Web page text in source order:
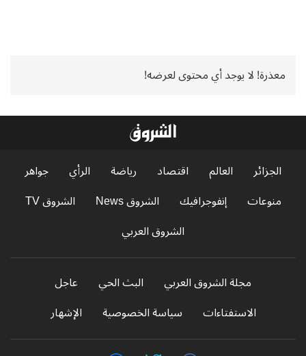
معذرة! لا يوجد أي محتوى لعرضه!
الجزائر العالم اقتصاد رياضة الرأي
جواهر
منوعات
إنفوجرافيك الشروق News
الشروق TV
الشروق العربي
مجلة الشروق العربي البث الحي
عاجل
الاستفتاءات
سياسة الخصوصية الإشهار